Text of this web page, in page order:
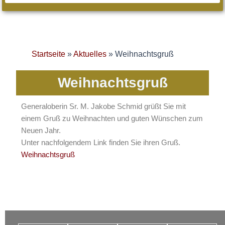
Startseite »Aktuelles »Weihnachtsgruß
Weihnachtsgruß
Generaloberin Sr. M. Jakobe Schmid grüßt Sie mit
einem Gruß zu Weihnachten und guten Wünschen zum
Neuen Jahr.
Unter nachfolgendem Link finden Sie ihren Gruß.
Weihnachtsgruß